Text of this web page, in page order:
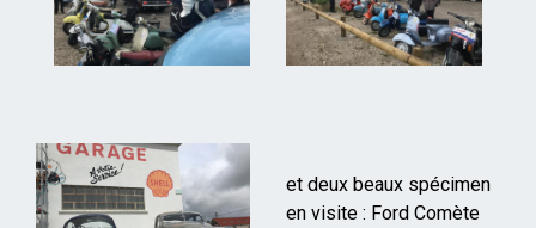
et deux beaux spécimen
en visite : Ford Comète